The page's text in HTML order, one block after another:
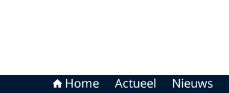
Home Actueel Nieuws